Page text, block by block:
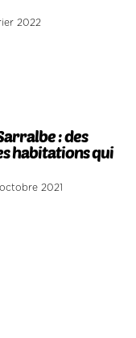
2022
: des
habitations qui
2021